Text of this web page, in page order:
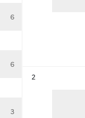
6
6
3
2